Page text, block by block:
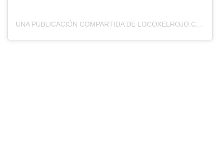
UNA PUBLICACIÓN COMPARTIDA DE LOCOXELROJO.COM (@LOCOXELROJOWEB)